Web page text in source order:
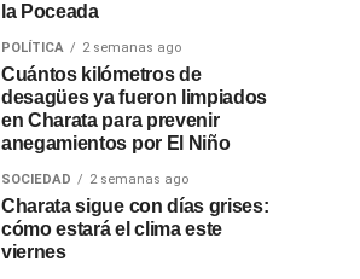
la Poceada
POLÍTICA 2 semanas ago
Cuántos kilómetros de
desagües ya fueron limpiados
en Charata para prevenir
anegamientos por El Niño
SOCIEDAD 2 semanas ago
Charata sigue con días grises:
cómo estará el clima este
viernes